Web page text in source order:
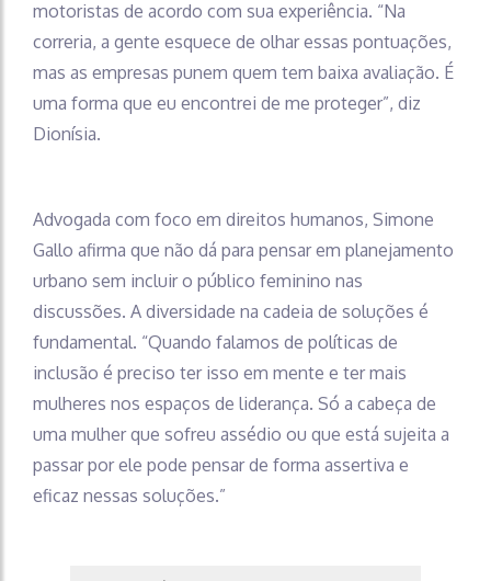
motoristas de acordo com sua experiência. “Na
correria, a gente esquece de olhar essas pontuações,
mas as empresas punem quem tem baixa avaliação. É
uma forma que eu encontrei de me proteger”, diz
Dionísia.
Advogada com foco em direitos humanos, Simone
Gallo afirma que não dá para pensar em planejamento
urbano sem incluir o público feminino nas
discussões. A diversidade na cadeia de soluções é
fundamental. “Quando falamos de políticas de
inclusão é preciso ter isso em mente e ter mais
mulheres nos espaços de liderança. Só a cabeça de
uma mulher que sofreu assédio ou que está sujeita a
passar por ele pode pensar de forma assertiva e
eficaz nessas soluções.”